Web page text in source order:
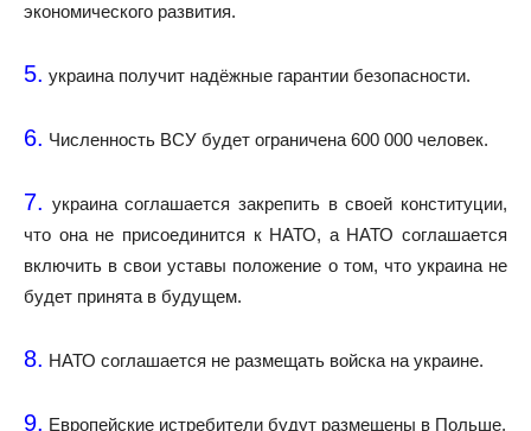
экономического развития.
5. украина получит надёжные гарантии безопасности.
6. Численность ВСУ будет ограничена 600 000 человек.
7. украина соглашается закрепить в своей конституции,
что она не присоединится к НАТО, а НАТО соглашается
включить в свои уставы положение о том, что украина не
будет принята в будущем.
8. НАТО соглашается не размещать войска на украине.
9. Европейские истребители будут размещены в Польше.